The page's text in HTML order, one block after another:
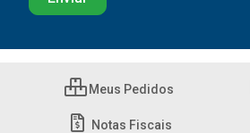
Meus Pedidos
Notas Fiscais